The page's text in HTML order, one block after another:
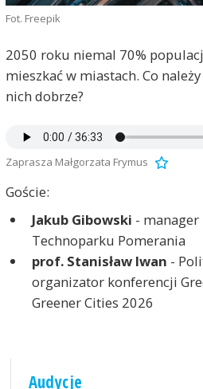
Fot. Freepik
2050 roku niemal 70%
mieszkać w miastach. Co
nich dobrze?
Zaprasza Małgorzata Frymus
Goście:
Jakub Gibowski -
Technoparku Pomerania
prof. Stanisław Iwan -
organizator konferencji
Greener Cities 2026
Audycje